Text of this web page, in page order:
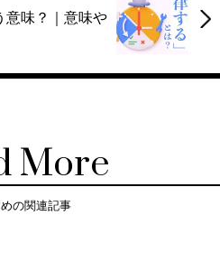
意味？｜意味や
More
の関連記事